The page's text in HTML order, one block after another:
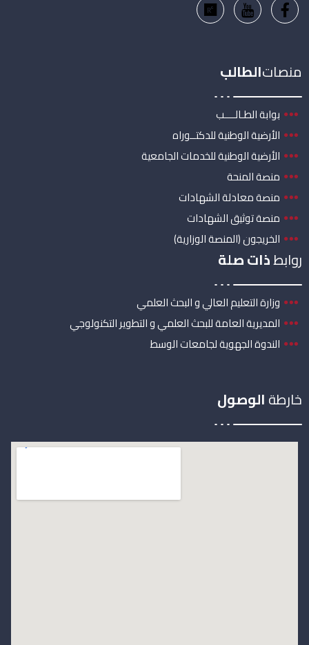
منصاتالطالب
بوابة الطـالــــب
الأرضية الوطنية للدكتــوراه
الأرضية الوطنية للخدمات الجامعية
منصة المنحة
منصة معادلة الشهادات
منصة توثيق الشهادات
الخريجون (المنصة الوزارية)
روابطذات صلة
وزارة التعليم العالي و البحث العلمي
المديرية العامة للبحث العلمي و التطوير التكنولوجي
الندوة الجهوية لجامعات الوسط
خارطةالوصول